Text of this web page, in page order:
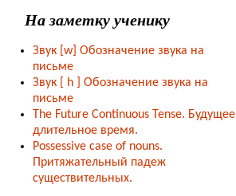
На заметку ученику
Звук [w] Обозначение звука на
письме
Звук [ h ] Обозначение звука на
письме
The Future Continuous Tense. Будущее
длительное время.
Possessive case of nouns.
Притяжательный падеж
существительных.